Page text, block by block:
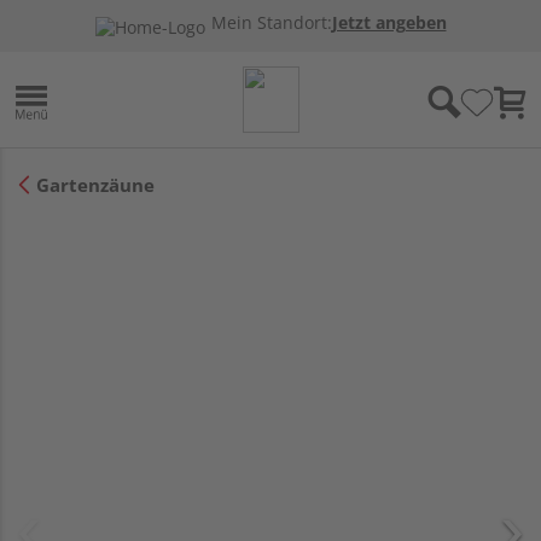
Mein Standort:Jetzt angeben
Gartenzäune